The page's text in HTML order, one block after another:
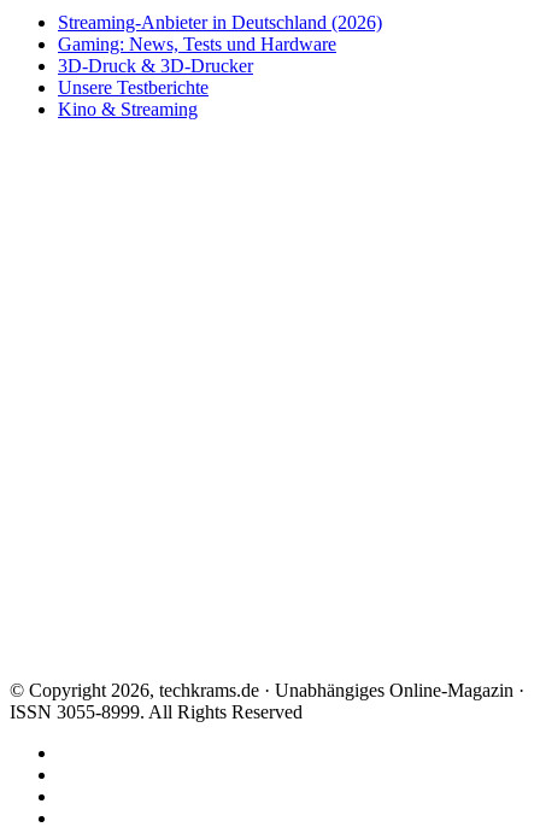
Streaming-Anbieter in Deutschland (2026)
Gaming: News, Tests und Hardware
3D-Druck & 3D-Drucker
Unsere Testberichte
Kino & Streaming
© Copyright 2026, techkrams.de · Unabhängiges Online-Magazin ·
ISSN 3055-8999. All Rights Reserved